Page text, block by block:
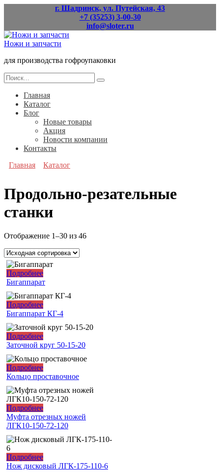
г. Шадринск, ул. Путейская, 43
+7 (35253) 3-00-30
info@sloter.ru
Ножи и запчасти
для производства гофроупаковки
Search
for:
Главная
Каталог
Блог
Новые товары
Акция
Новости компании
Контакты
Главная
Каталог
Продольно-резательные
станки
Отображение 1–30 из 46
Подробнее
Бигаппарат
Подробнее
Бигаппарат КГ-4
Подробнее
Заточной круг 50-15-20
Подробнее
Кольцо проставочное
Подробнее
Муфта отрезных ножей
ЛГК10-150-72-120
Подробнее
Нож дисковый ЛГК-175-110-6